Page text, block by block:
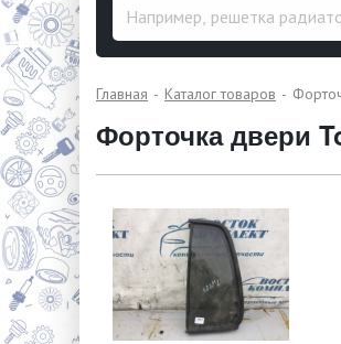
Главная Каталог товаров
Форточка двери